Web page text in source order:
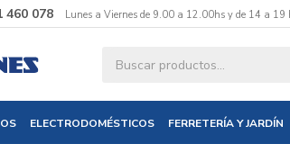
ELECTRODOMÉSTICOS FERRETERÍA Y JARDÍN
460 078 Lunes a Viernes de 9.00 a 12.00hs y de 14 a
Ingresa tus datos y te